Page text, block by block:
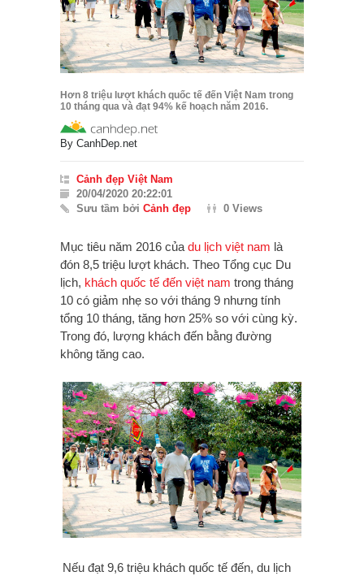
Hơn 8 triệu lượt khách quốc tế đến Việt Nam trong
10 tháng qua và đạt 94% kế hoạch năm 2016.
By CanhDep.net
Cảnh đẹp Việt Nam
20/04/2020 20:22:01
Sưu tầm bởi Cảnh đẹp 0 Views
Mục tiêu năm 2016 của du lịch việt nam là
đón 8,5 triệu lượt khách. Theo Tổng cục Du
lịch, khách quốc tế đến việt nam trong tháng
10 có giảm nhẹ so với tháng 9 nhưng tính
tổng 10 tháng, tăng hơn 25% so với cùng kỳ.
Trong đó, lượng khách đến bằng đường
không tăng cao.
Nếu đạt 9,6 triệu khách quốc tế đến, du lịch